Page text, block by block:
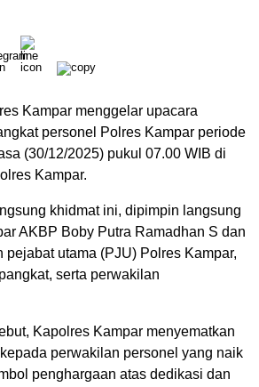
Kampar menggelar upacara
personel Polres Kampar periode
(30/12/2025) pukul 07.00 WIB di
Kampar.
khidmat ini, dipimpin langsung
AKBP Boby Putra Ramadhan S dan
utama (PJU) Polres Kampar,
serta perwakilan
Kapolres Kampar menyematkan
perwakilan personel yang naik
penghargaan atas dedikasi dan